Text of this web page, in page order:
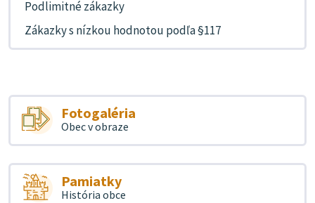
Podlimitné zákazky
Zákazky s nízkou hodnotou podľa §117
Fotogaléria
Obec v obraze
Pamiatky
História obce